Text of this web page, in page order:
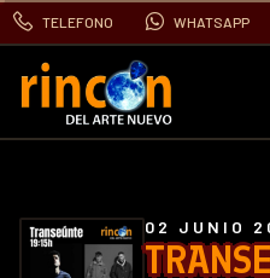
TELEFONO WHATSAPP
02 JUNIO